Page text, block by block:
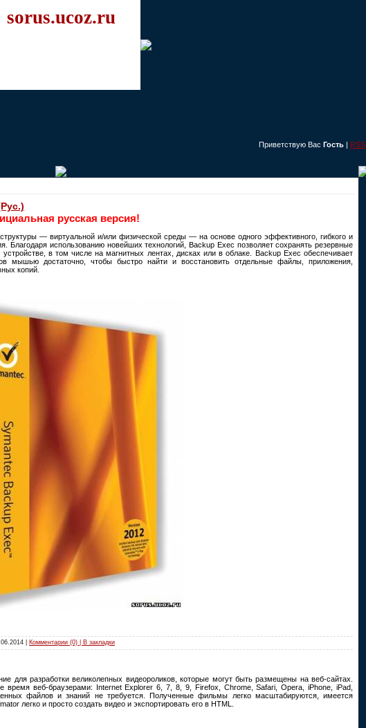
sorus.ucoz.ru
Приветствую Вас Гость | RSS
русская версия!
— виртуальной и/или физической среды — на основе одного эффективного, гибкого и
Благодаря использованию новейших технологий, Backup Exec позволяет сохранять резервные
в том числе на магнитных лентах, дисках или в облаке. Backup Exec обеспечивает
мышью достаточно, чтобы быстро найти и восстановить отдельные файлы, приложения,
копий.
Комментарии (0) | В закладки
для разработки великолепных видеороликов, которые могут быть размещены на веб-сайтах.
веб-браузерами: Internet Explorer 6, 7, 8, 9, Firefox, Chrome, Safari, Opera, iPhone, iPad,
файлов и знаний не требуется. Полученные фильмы легко масштабируются, имеется
легко и просто создать видео и экспортировать его в HTML.